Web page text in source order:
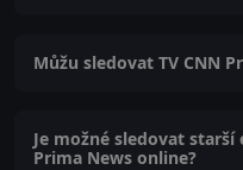
Můžu sledovat TV CNN
Je možné sledovat starší
Prima News online?